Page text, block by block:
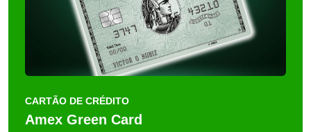
CARTÃO DE CRÉDITO
Amex Green Card